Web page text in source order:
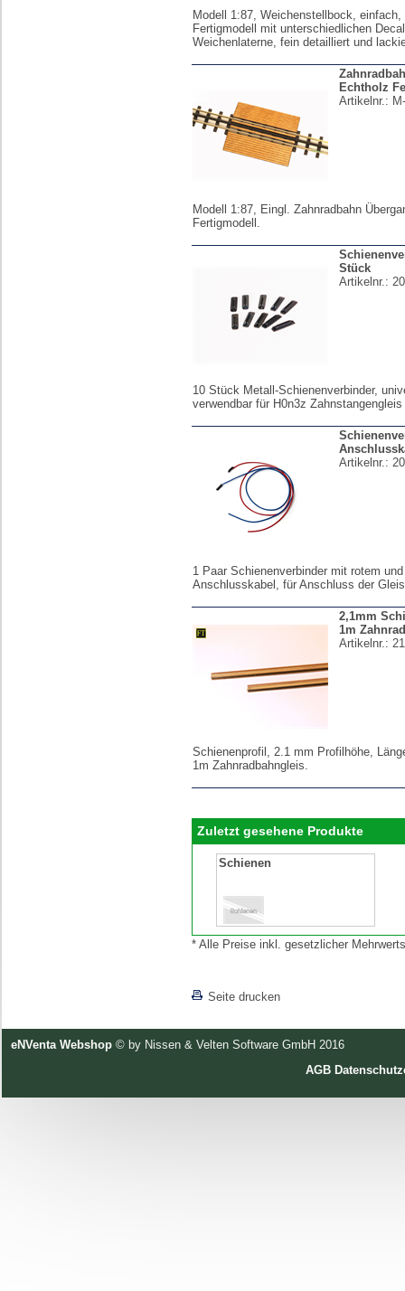
Modell 1:87, Weichenstellbock,
Fertigmodell mit unterschiedlichen
Weichenlaterne, fein detailliert und
Echtholz
Artikelnr.:
Modell 1:87, Eingl. Zahnradbahn
Fertigmodell.
Stück
Artikelnr.:
10 Stück Metall-Schienenverbinder,
verwendbar für H0n3z
Artikelnr.:
1 Paar Schienenverbinder mit rotem
Anschlusskabel, für Anschluss der
2,1mm
1m
Artikelnr.:
Schienenprofil, 2.1 mm Profilhöhe,
1m Zahnradbahngleis.
Zuletzt gesehene Produkte
Schienen
* Alle Preise inkl. gesetzlicher
Seite drucken
eNVenta Webshop © by Nissen & Velten Software GmbH 2016
AGB